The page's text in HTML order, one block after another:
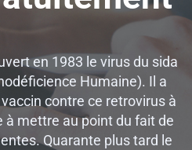
en 1983 le virus du sida
Humaine). Il a
contre ce retrovirus à
à mettre au point du fait de
Quarante plus tard le